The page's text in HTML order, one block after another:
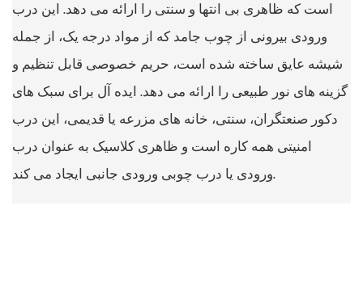
است که ظاهری بی انتها و سنتی را ارائه می دهد. این درب
ورودی بیرونی از چوب جامد که از مواد درجه یک، از جمله
شیشه عایق ساخته شده است، حریم خصوصی قابل تنظیم و
گزینه های نور طبیعی را ارائه می دهد. ایده آل برای سبک های
دکور صنعتگران، سنتی، خانه های مزرعه یا قدیمی، این درب
امنیتی همه کاره است و ظاهری کلاسیک به عنوان درب
ورودی یا درب چوبی ورودی جانبی ایجاد می کند.